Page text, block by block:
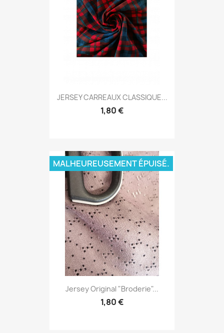
JERSEY CARREAUX CLASSIQUE...
1,80 €
Jersey Original "broderie"...
1,80 €
MALHEUREUSEMENT ÉPUISÉ.